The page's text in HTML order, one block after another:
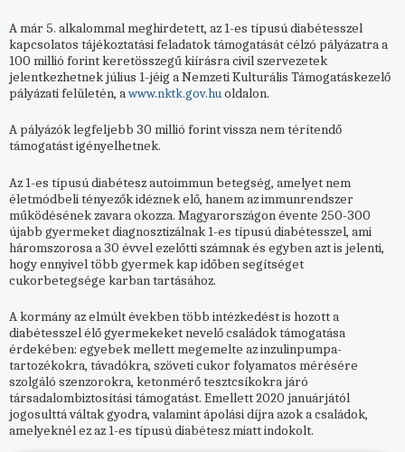
A már 5. alkalommal meghirdetett, az 1-es típusú diabétesszel
kapcsolatos tájékoztatási feladatok támogatását célzó pályázatra a
100 millió forint keretösszegű kiírásra civil szervezetek
jelentkezhetnek július 1-jéig a Nemzeti Kulturális Támogatáskezelő
pályázati felületén, a www.nktk.gov.huoldalon.
A pályázók legfeljebb 30 millió forint vissza nem térítendő
támogatást igényelhetnek.
Az 1-es típusú diabétesz autoimmun betegség, amelyet nem
életmódbeli tényezők idéznek elő, hanem az immunrendszer
működésének zavara okozza. Magyarországon évente 250-300
újabb gyermeket diagnosztizálnak 1-es típusú diabétesszel, ami
háromszorosa a 30 évvel ezelőtti számnak és egyben azt is jelenti,
hogy ennyivel több gyermek kap időben segítséget
cukorbetegsége karban tartásához.
A kormány az elmúlt években több intézkedést is hozott a
diabétesszel élő gyermekeket nevelő családok támogatása
érdekében: egyebek mellett megemelte az inzulinpumpa-
tartozékokra, távadókra, szöveti cukor folyamatos mérésére
szolgáló szenzorokra, ketonmérő tesztcsíkokra járó
társadalombiztosítási támogatást. Emellett 2020 januárjától
jogosulttá váltak gyodra, valamint ápolási díjra azok a családok,
amelyeknél ez az 1-es típusú diabétesz miatt indokolt.